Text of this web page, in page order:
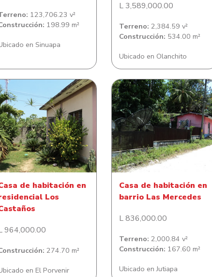
123,706.23 v²
198.99 m²
en Sinuapa
L 3,589,000.00
Terreno: 2,384.59 v²
Construcción: 534.00 m²
Ubicado en Olanchito
Casa de habitación en
residencial Los Castaños
de habitación en
Los
964,000.00
274.70 m²
en El Porvenir
Casa de habitación en barrio
Las Mercedes
Casa de habitación en
barrio Las Mercedes
L 836,000.00
Terreno: 2,000.84 v²
Construcción: 167.60 m²
Ubicado en Jutiapa